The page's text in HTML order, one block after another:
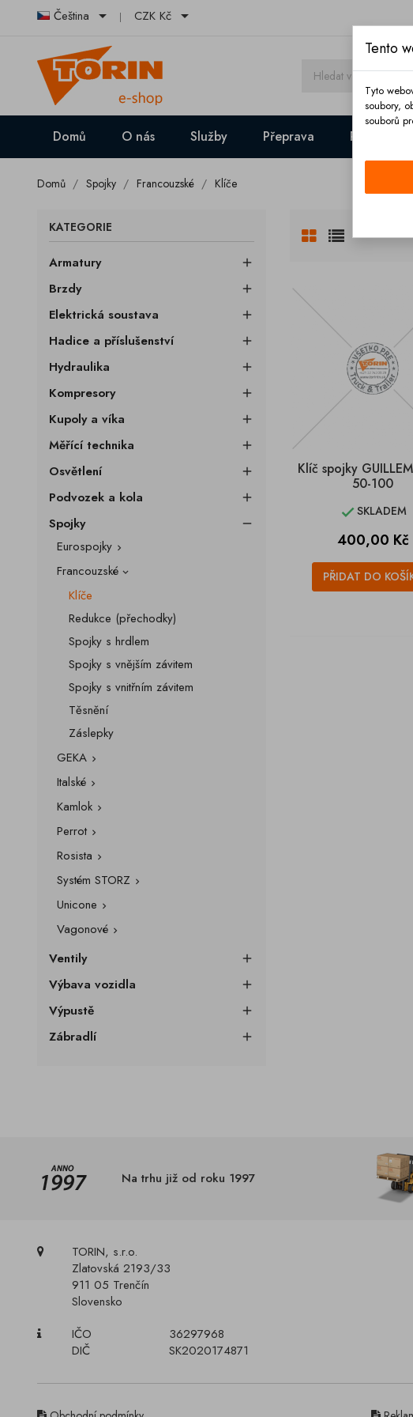
Čeština  CZK Kč 
Domů O nás Služby Přeprava Platba
Domů Spojky Francouzské Klíče
KATEGORIE
Armatury 
Brzdy 
Elektrická soustava 
Hadice a příslušenství 
Hydraulika 
Kompresory 
Kupoly a víka 
Měřící technika 
Osvětlení 
Podvozek a kola 
Spojky 
Eurospojky 
Francouzské 
Klíče
Redukce (přechodky)
Spojky s hrdlem
Spojky s vnějším závitem
Spojky s vnitřním závitem
Těsnění
Záslepky
GEKA 
Italské 
Kamlok 
Perrot 
Rosista 
Systém STORZ 
Unicone 
Vagonové 
Ventily 
Výbava vozidla 
Výpustě 
Zábradlí 
Klíč spojky
50-100
SKLADEM
Cena
400,00 Kč
PŘIDAT DO
Na trhu již od roku 1997
TORIN, s.r.o.
Zlatovská 2193/33
911 05 Trenčín
Slovensko
IČO
36297968
DIČ
SK2020174871
Tento
Tyto
soubory,
souborů